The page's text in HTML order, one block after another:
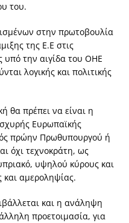
του.
στην πρωτοβουλία
της Ε.Ε στις
υπό την αιγίδα του ΟΗΕ
λογικής και πολιτικής
θα πρέπει να είναι η
Ευρωπαϊκής
πρώην Πρωθυπουργού ή
όχι τεχνοκράτη, ως
υψηλού κύρους και
και αμεροληψίας.
και η ανάληψη
προετοιμασία, για